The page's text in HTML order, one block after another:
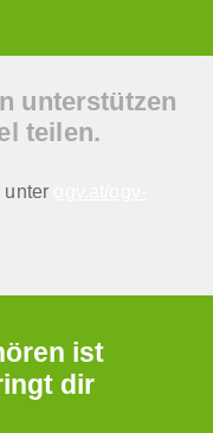
unterstützen
teilen.
unter
ist
dir